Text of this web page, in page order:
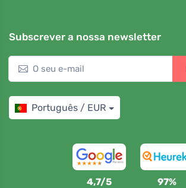
Subscrever a nossa newsletter
Português / EUR
4,7/5 97%